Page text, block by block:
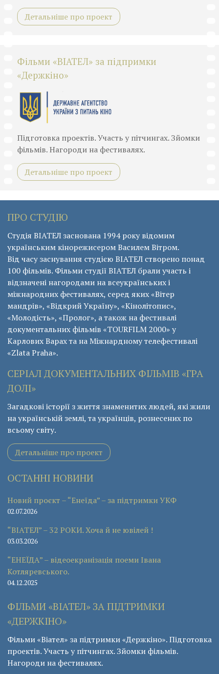
Детальніше про проект
Фільми «ВІАТЕЛ» за підпримки
«Держкіно»
Підготовка проектів. Участь у пітчингах. Зйомки
фільмів. Нагороди на фестивалях.
Детальніше про проект
ПРО СТУДІЮ
Студія ВІАТЕЛ заснована 1994 року відомим
українським кінорежисером Василем Вітром.
Від часу заснування студією ВІАТЕЛ створено понад
100 фільмів. Фільми студії ВІАТЕЛ брали участь і
відзначені нагородами на всеукраїнських і
міжнародних фестивалях, серед яких «Вітер
мандрів», «Відкрий Україну», «Кінолітопис»,
«Молодість», «Пролог», а також на фестивалі
документальних фільмів «ТОURFILM 2000» у
Карлових Варах та на Міжнардному телефестивалі
«Zlata Praha».
СЕРІАЛ ДОКУМЕНТАЛЬНИХ ФІЛЬМІВ «ГРА
ДОЛІ»
Загадкові історії з життя знаменитих людей, які жили
на українській землі, та українців, рознесених по
всьому світу.
Детальніше про проект
ОСТАННІ НОВИНИ
Новий проєкт – “Енеїда” – за підтримки УКФ
02.07.2026
“ВІАТЕЛ” – 32 РОКИ. Хоча й не ювілей !
03.03.2026
“ЕНЕЇДА” – відеоекранізація поеми Івана
Котляревського.
04.12.2025
ФІЛЬМИ «ВІАТЕЛ» ЗА ПІДТРИМКИ
«ДЕРЖКІНО»
Фільми «Віател» за підтримки «Держкіно». Підготовка
проектів. Участь у пітчингах. Зйомки фільмів.
Нагороди на фестивалях.